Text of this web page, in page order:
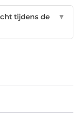
tijdens de
▼